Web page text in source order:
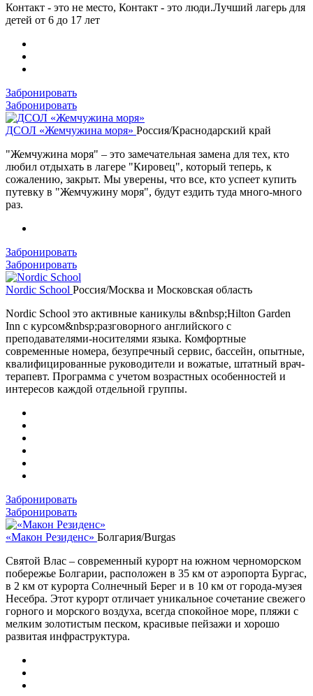
Контакт - это не место, Контакт - это люди.Лучший лагерь для
детей от 6 до 17 лет
Забронировать
Забронировать
ДСОЛ «Жемчужина моря» Россия/Краснодарский край
"Жемчужина моря" – это замечательная замена для тех, кто
любил отдыхать в лагере "Кировец", который теперь, к
сожалению, закрыт. Мы уверены, что все, кто успеет купить
путевку в "Жемчужину моря", будут ездить туда много-много
раз.
Забронировать
Забронировать
Nordic School Россия/Москва и Московская область
Nordic School это активные каникулы в&nbsp;Hilton Garden
Inn с курсом&nbsp;разговорного английского с
преподавателями-носителями языка. Комфортные
современные номера, безупречный сервис, бассейн, опытные,
квалифицированные руководители и вожатые, штатный врач-
терапевт. Программа с учетом возрастных особенностей и
интересов каждой отдельной группы.
Забронировать
Забронировать
«Макон Резиденс» Болгария/Burgas
Святой Влас – современный курорт на южном черноморском
побережье Болгарии, расположен в 35 км от аэропорта Бургас,
в 2 км от курорта Солнечный Берег и в 10 км от города-музея
Несебра. Этот курорт отличает уникальное сочетание свежего
горного и морского воздуха, всегда спокойное море, пляжи с
мелким золотистым песком, красивые пейзажи и хорошо
развитая инфраструктура.